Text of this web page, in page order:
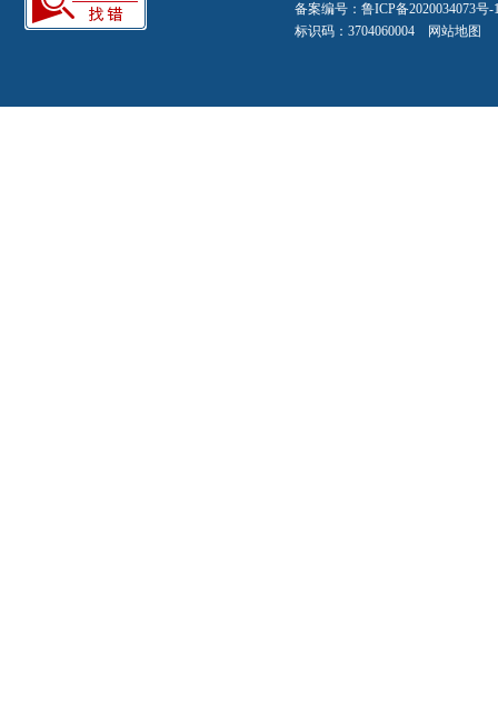
备案编号： 鲁ICP备2020034073号-
标识码：3704060004 网站地图